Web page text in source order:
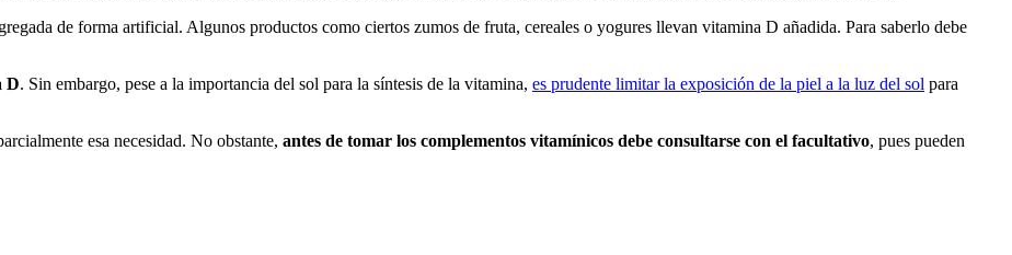
de forma artificial. Algunos productos como ciertos zumos de fruta, cereales o yogures llevan vitamina D añadida. Para saberlo debe
D. Sin embargo, pese a la importancia del sol para la síntesis de la vitamina, es prudente limitar la exposición de la piel a la luz del sol para
esa necesidad. No obstante, antes de tomar los complementos vitamínicos debe consultarse con el facultativo, pues pueden